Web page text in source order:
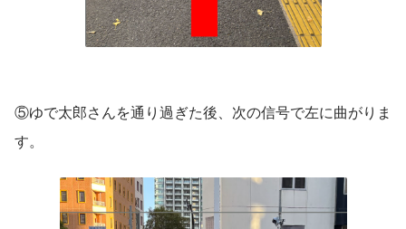
⑤ゆで太郎さんを通り過ぎた後、次の信号で左に曲がりま
す。